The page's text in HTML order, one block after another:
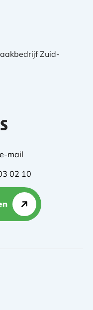
Zuid-
mail
02 10